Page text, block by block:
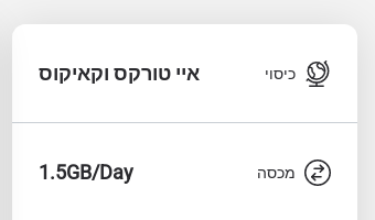
כיסוי איי טורקס וקאיקוס
מכסה 1.5GB/Day